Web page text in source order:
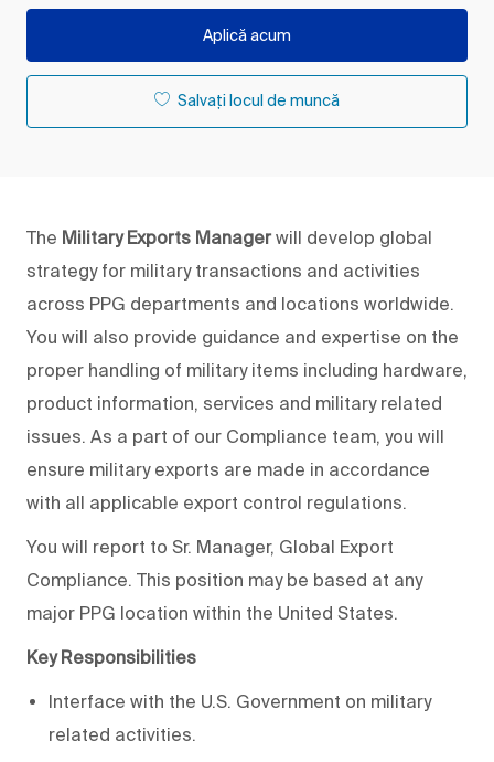
Aplică acum
Salvați locul de muncă
The Military Exports Managerwill develop global
strategy for military transactions and activities
across PPG departments and locations worldwide.
You will also provide guidance and expertise on the
proper handling of military items including hardware,
product information, services and military related
issues. As a part of our Compliance team, you will
ensure military exports are made in accordance
with all applicable export control regulations.
You will report to Sr. Manager, Global Export
Compliance. This position may be based at any
major PPG location within the United States.
KeyResponsibilities
Interface with the U.S. Government on military
related activities.